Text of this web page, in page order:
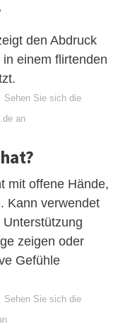
den Abdruck
einem flirtenden
Sehen Sie sich die
an
mit offene Hände,
Kann verwendet
zeigen oder
Gefühle
Sehen Sie sich die